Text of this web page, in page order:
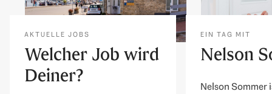
AKTUELLE JOBS
Welcher Job wird
Deiner?
EIN TAG MIT
Nelson
Nelson Sommer